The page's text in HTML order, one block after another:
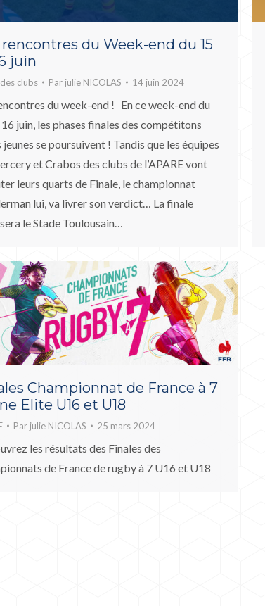
rencontres du Week-end du 15
juin
clubs Par julie NICOLAS 14 juin 2024
du week-end ! En ce week-end du
juin, les phases finales des compétitons
jeunes se poursuivent ! Tandis que les équipes
et Crabos des clubs de l’APARE vont
leurs quarts de Finale, le championnat
lui, va livrer son verdict… La finale
le Stade Toulousain…
Championnat de France à 7
Elite U16 et U18
Par julie NICOLAS 25 mars 2024
les résultats des Finales des
de France de rugby à 7 U16 et U18